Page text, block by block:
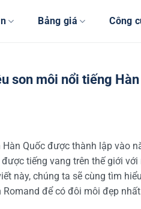
Bảng giá Công
son môi nổi tiếng Hàn
Quốc được thành lập vào
tiếng vang trên thế giới
này, chúng ta sẽ cùng tìm
để có đôi môi đẹp